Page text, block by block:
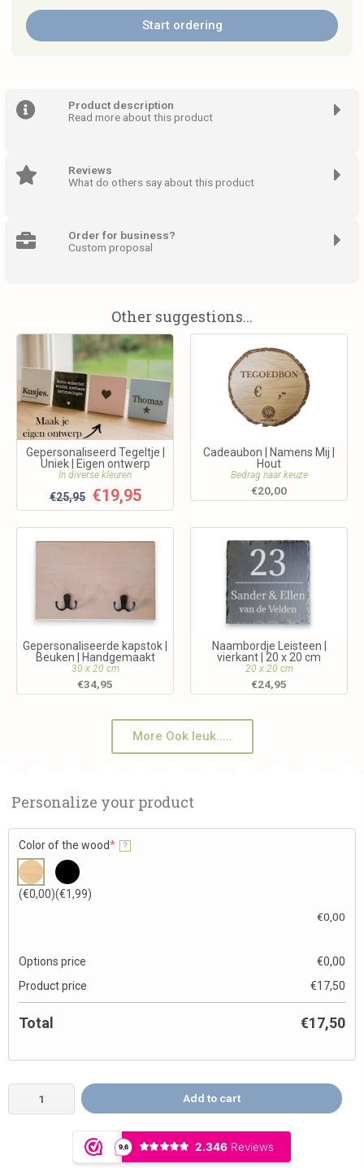
Start ordering
Product description
Read more about this product
Reviews
What do others say about this product
Order for business?
Custom proposal
Other suggestions...
Gepersonaliseerd Tegeltje |
Uniek | Eigen ontwerp
In diverse kleuren
€25,95 €19,95
Cadeaubon | Namens Mij |
Hout
Bedrag naar keuze
€20,00
Gepersonaliseerde kapstok |
Beuken | Handgemaakt
30 x 20 cm
€34,95
Naambordje Leisteen |
vierkant | 20 x 20 cm
20 x 20 cm
€24,95
More Ook leuk.....
Personalize your product
Color of the wood* ?
(€0,00)(€1,99)
€0,00
Options price €0,00
Product price
€17,50
Total €17,50
Add to cart